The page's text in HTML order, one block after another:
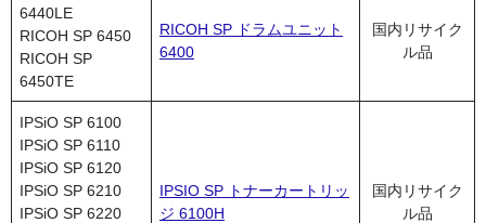
6440LE
RICOH SP 6450
RICOH SP
6450TE
RICOH SP ドラムユニット
6400
国内リサイク
ル品
IPSiO SP 6100
IPSiO SP 6110
IPSiO SP 6120
IPSiO SP 6210
IPSiO SP 6220
IPSIO SP トナーカートリッ
ジ 6100H
国内リサイク
ル品